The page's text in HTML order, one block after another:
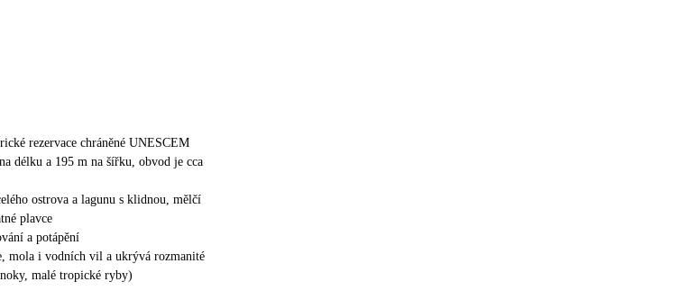
rezervace chráněné UNESCEM
délku a 195 m na šířku, obvod je cca
ostrova a lagunu s klidnou, mělčí
plavce
a potápění
mola i vodních vil a ukrývá rozmanité
malé tropické ryby)